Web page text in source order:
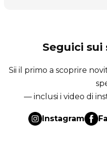
Seguici sui
Sii il primo a scoprire
— inclusi i video di
Instagram